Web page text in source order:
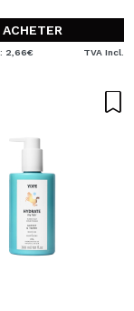
ACHETER
2,66€ TVA Incl.